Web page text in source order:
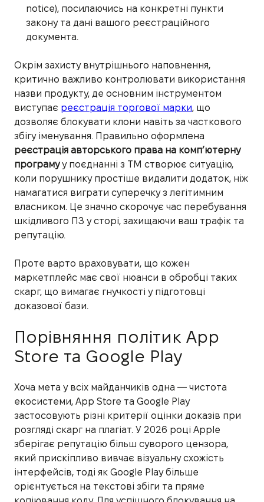
notice), посилаючись на конкретні пункти
закону та дані вашого реєстраційного
документа.
Окрім захисту внутрішнього наповнення,
критично важливо контролювати використання
назви продукту, де основним інструментом
виступає реєстрація торгової марки, що
дозволяє блокувати клони навіть за часткового
збігу іменування. Правильно оформлена
реєстрація авторського права на комп’ютерну
програмуу поєднанні з ТМ створює ситуацію,
коли порушнику простіше видалити додаток, ніж
намагатися виграти суперечку з легітимним
власником. Це значно скорочує час перебування
шкідливого ПЗ у сторі, захищаючи ваш трафік та
репутацію.
Проте варто враховувати, що кожен
маркетплейс має свої нюанси в обробці таких
скарг, що вимагає гнучкості у підготовці
доказової бази.
Порівняння політик App
Store та Google Play
Хоча мета у всіх майданчиків одна — чистота
екосистеми, App Store та Google Play
застосовують різні критерії оцінки доказів при
розгляді скарг на плагіат. У 2026 році Apple
зберігає репутацію більш суворого цензора,
який прискіпливо вивчає візуальну схожість
інтерфейсів, тоді як Google Play більше
орієнтується на текстові збіги та пряме